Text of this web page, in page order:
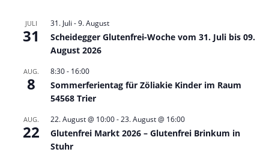
JULI
31
31. Juli -9. August
Scheidegger Glutenfrei-Woche vom 31. Juli bis 09.
August 2026
AUG.
8
8:30- 16:00
Sommerferientag für Zöliakie Kinder im Raum
54568 Trier
AUG.
22
22. August @ 10:00-23. August @ 16:00
Glutenfrei Markt 2026 – Glutenfrei Brinkum in
Stuhr